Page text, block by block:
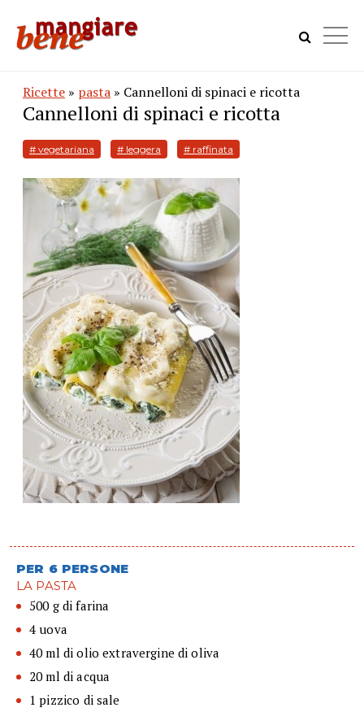
Ricette » pasta » Cannelloni di spinaci e ricotta
Cannelloni di spinaci e ricotta
# vegetariana # leggera # raffinata
PER 6 PERSONE
LA PASTA
500 g di farina
4 uova
40 ml di olio extravergine di oliva
20 ml di acqua
1 pizzico di sale